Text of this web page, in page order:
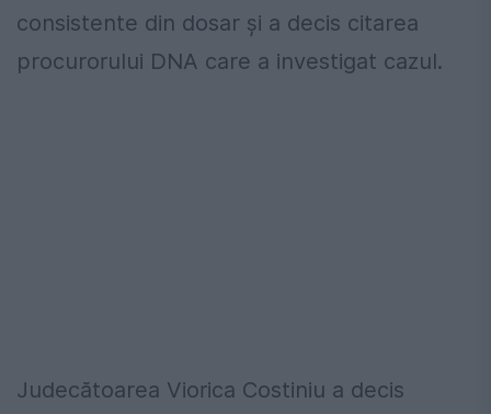
consistente din dosar şi a decis citarea
procurorului DNA care a investigat cazul.
Judecătoarea Viorica Costiniu a decis